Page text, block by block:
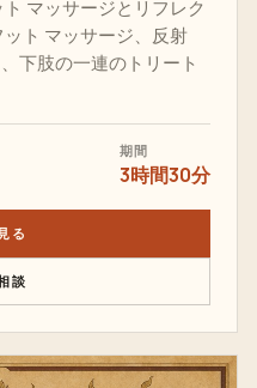
マッサージとリフレク
ト マッサージ、反射
下肢の一連のトリート
期間
3時間30分
る
談